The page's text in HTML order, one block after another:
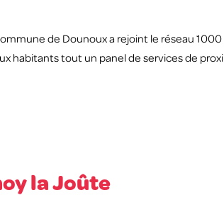
de Dounoux a rejoint le réseau
habitants tout un panel de services de
la Joûte